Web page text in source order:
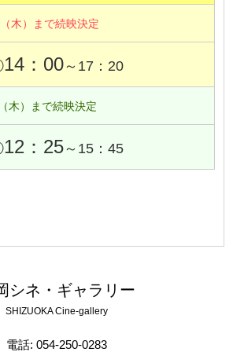
（木）まで続映決定
14：00～17：20
（木）まで続映決定
12：25～15：45
シネ・ギャラリー
SHIZUOKA Cine-gallery
電話: 054-250-0283